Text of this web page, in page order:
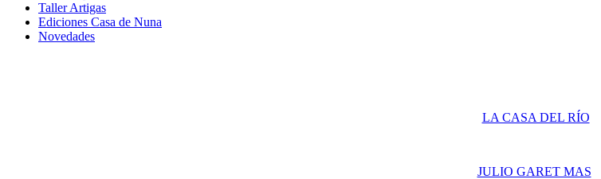
Taller Artigas
Ediciones Casa de Nuna
Novedades
LA CASA DEL RÍO
JULIO GARET MAS